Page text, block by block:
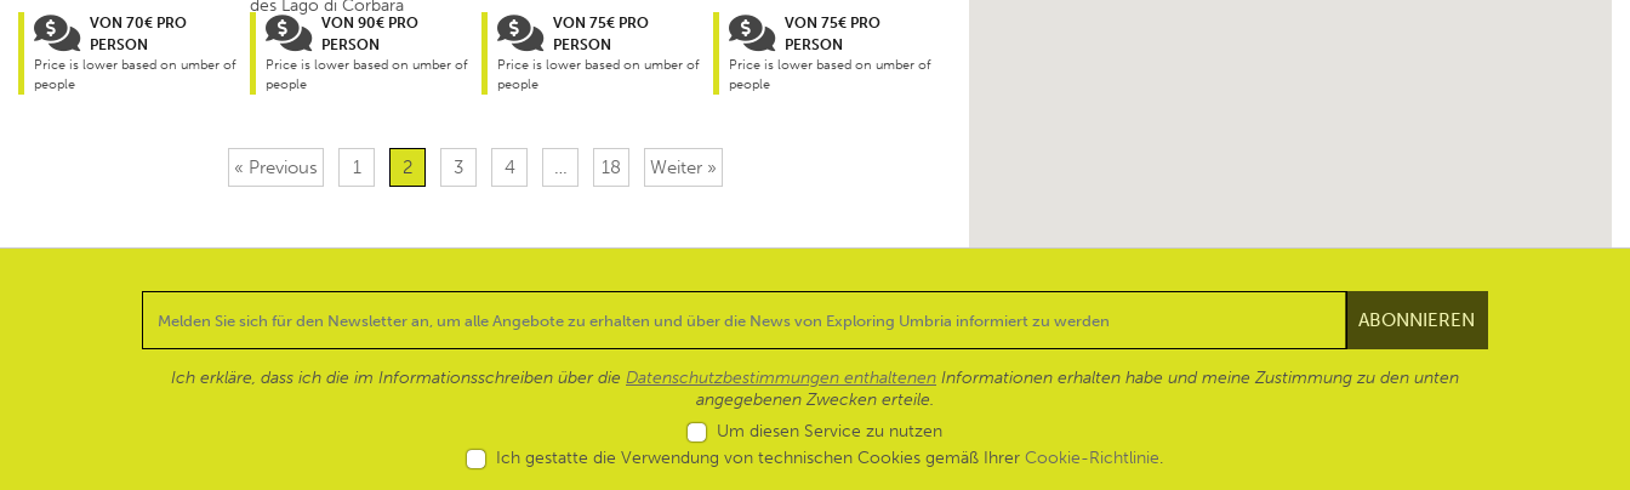
VON 70€ PRO
PERSON
Price is lower based on umber of
people
des Lago di Corbara
VON 90€ PRO
PERSON
Price is lower based on umber of
people
VON 75€ PRO
PERSON
Price is lower based on umber of
people
VON 75€ PRO
PERSON
Price is lower based on umber of
people
« Previous 1 2 3 4 … 18 Weiter »
Ich erkläre, dass ich die im Informationsschreiben über die Datenschutzbestimmungen enthaltenen Informationen erhalten habe und meine Zustimmung zu den unten
angegebenen Zwecken erteile.
Um diesen Service zu nutzen
Ich gestatte die Verwendung von technischen Cookies gemäß Ihrer Cookie-Richtlinie.